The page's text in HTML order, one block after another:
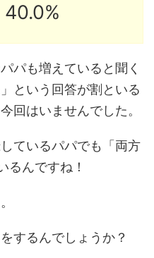
パも増えていると聞く
という回答が割といる
回はいませんでした。
ているパパでも「両方
るんですね！
するんでしょうか？